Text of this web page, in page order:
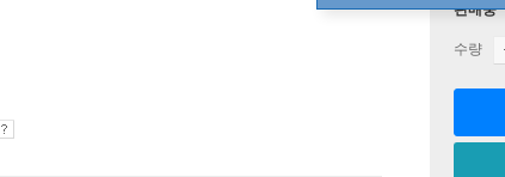
판매중
수량